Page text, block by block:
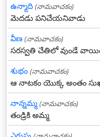
ఉన్మాది (నామవాచకం)
మెదడు పనిచేయనివాడు
వీణ (నామవాచకం)
సరస్వతి చేతిలో వుండే
శుభం (నామవాచకం)
ఆ నాటకం యొక్క అంతం
నాన్నమ్మ (నామవాచకం)
తండ్రికి అమ్మ